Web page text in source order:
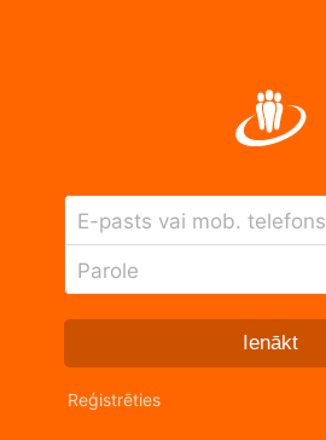
E-pasts vai mob. telefons
Parole
Ienākt
Reģistrēties